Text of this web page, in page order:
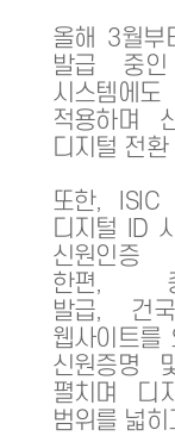
올해 3월부
발급 중인
시스템에
적용하며
디지털 전
또한, ISIC
디지털 ID
신원인
한편, 중
발급, 건
웹사이트를
신원증명
펼치며 디
범위를 넓